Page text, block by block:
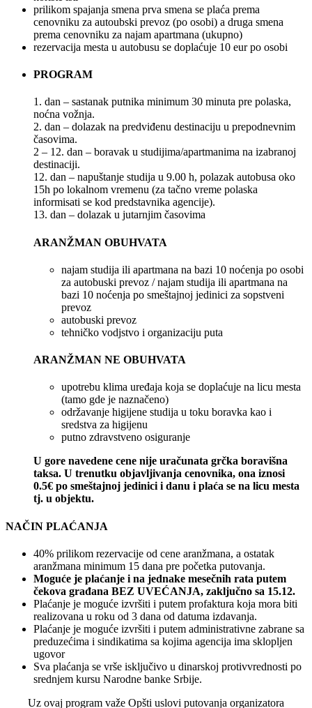
prilikom spajanja smena prva smena se plaća prema
cenovniku za autoubski prevoz (po osobi) a druga smena
prema cenovniku za najam apartmana (ukupno)
rezervacija mesta u autobusu se doplaćuje 10 eur po osobi
PROGRAM
1. dan – sastanak putnika minimum 30 minuta pre polaska,
noćna vožnja.
2. dan – dolazak na predviđenu destinaciju u prepodnevnim
časovima.
2 – 12. dan – boravak u studijima/apartmanima na izabranoj
destinaciji.
12. dan – napuštanje studija u 9.00 h, polazak autobusa oko
15h po lokalnom vremenu (za tačno vreme polaska
informisati se kod predstavnika agencije).
13. dan – dolazak u jutarnjim časovima
ARANŽMAN OBUHVATA
najam studija ili apartmana na bazi 10 noćenja po osobi
za autobuski prevoz / najam studija ili apartmana na
bazi 10 noćenja po smeštajnoj jedinici za sopstveni
prevoz
autobuski prevoz
tehničko vodjstvo i organizaciju puta
ARANŽMAN NE OBUHVATA
upotrebu klima uređaja koja se doplaćuje na licu mesta
(tamo gde je naznačeno)
održavanje higijene studija u toku boravka kao i
sredstva za higijenu
putno zdravstveno osiguranje
U gore navedene cene nije uračunata grčka boravišna
taksa. U trenutku objavljivanja cenovnika, ona iznosi
0.5€ po smeštajnoj jedinici i danu i plaća se na licu mesta
tj. u objektu.
NAČIN PLAĆANJA
40% prilikom rezervacije od cene aranžmana, a ostatak
aranžmana minimum 15 dana pre početka putovanja.
Moguće je plaćanje i na jednake mesečnih rata putem
čekova građana BEZ UVEĆANJA, zaključno sa 15.12.
Plaćanje je moguće izvršiti i putem profaktura koja mora biti
realizovana u roku od 3 dana od datuma izdavanja.
Plaćanje je moguće izvršiti i putem administrativne zabrane sa
preduzećima i sindikatima sa kojima agencija ima sklopljen
ugovor
Sva plaćanja se vrše isključivo u dinarskoj protivvrednosti po
srednjem kursu Narodne banke Srbije.
Uz ovaj program važe Opšti uslovi putovanja organizatora